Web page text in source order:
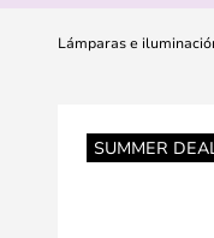
Lámparas e
SUMMER